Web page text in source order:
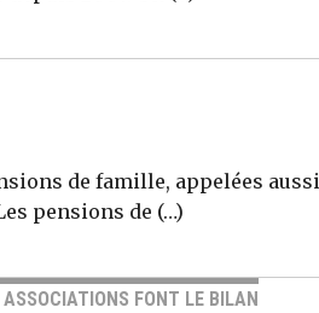
de famille, appelées aussi
pensions de (…)
FONT LE BILAN